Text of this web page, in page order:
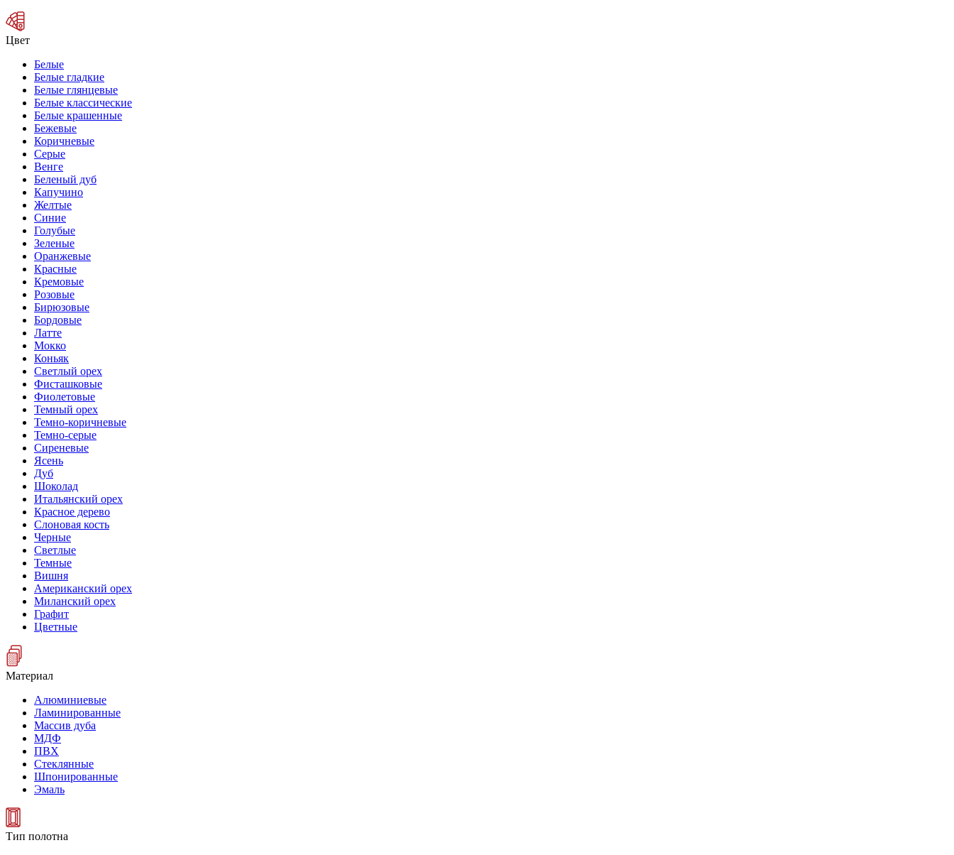
Цвет
Белые
Белые гладкие
Белые глянцевые
Белые классические
Белые крашенные
Бежевые
Коричневые
Серые
Венге
Беленый дуб
Капучино
Желтые
Синие
Голубые
Зеленые
Оранжевые
Красные
Кремовые
Розовые
Бирюзовые
Бордовые
Латте
Мокко
Коньяк
Светлый орех
Фисташковые
Фиолетовые
Темный орех
Темно-коричневые
Темно-серые
Сиреневые
Ясень
Дуб
Шоколад
Итальянский орех
Красное дерево
Слоновая кость
Черные
Светлые
Темные
Вишня
Американский орех
Миланский орех
Графит
Цветные
Материал
Алюминиевые
Ламинированные
Массив дуба
МДФ
ПВХ
Стеклянные
Шпонированные
Эмаль
Тип полотна